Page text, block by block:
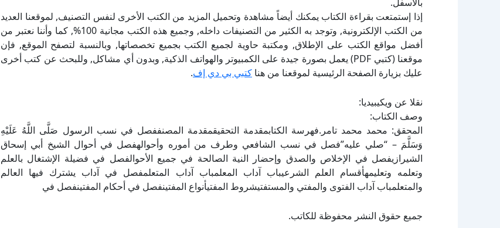
بالأسفل.
إذا إستمتعت بقراءة الكتاب يمكنك أيضاً مشاهدة وتحميل المزيد من الكتب الأخرى لنفس التصنيف, لموقعنا العديد
من الكتب الإلكترونية, وتوجد به الكثير من التصنيفات داخله, وجميع هذه الكتب مجانية 100%, كما وأننا نعتبر من
أفضل مواقع الكتب على الإطلاق, ومكتبة حاوية لجميع الكتب بجميع تخصصاتها, وبالنسبة لتصفح الموقع, فإن
موقعنا (كتبي PDF) يعمل بصورة جيدة على الكمبيوتر والهواتف الذكية, وبدون أي مشاكل, وللبحث عن كتب أخرى
عليك بزيارة الصفحة الرئيسية لموقعنا من هنا كتبي بي دي إف.
نقلا عن ويكيبيديا:
وصف الكتاب:
المحقق: محمد محمد تامر.فهرسة الكتابمقدمة التحقيقمقدمة المصنففصل في نسب الرسول صَلَّى اللَّهُ عَلَيْهِ
وَسَلَّمَ – “صلي عليه”فصل في نسب الشافعي وطرف من أموره وأحوالهفصل في أحوال الشيخ أبي إسحاق
الشيرازيفصل في الإخلاص والصدق وإحضار النية الصالحة في جميع الأحوالفصل في فضيلة الإشتغال بالعلم
وتعلمه وتعليمهأقسام العلم الشرعيباب آداب المعلمباب آداب المتعلمفصل في آداب يشترك فيها العالم
والمتعلمباب آداب الفتوى والمفتي والمستفتيشروط المفتيأنواع المفتينفصل في أحكام المفتينفصل في
جميع حقوق النشر محفوظة للكاتب.